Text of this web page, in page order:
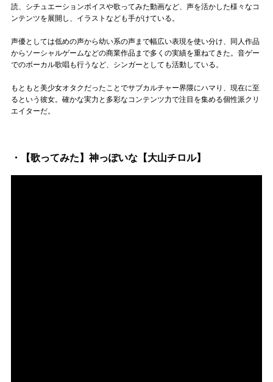
Follow us
Official SNS
読、シチュエーションボイスや歌ってみた動画など、声を活かした様々なコ
ンテンツを展開し、イラストなども手がけている。
声優としては低めの声から幼い系の声まで幅広い表現を使い分け、同人作品
からソーシャルゲームなどの商業作品まで多くの実績を重ねてきた。音ゲー
でのボーカル歌唱も行うなど、シンガーとしても活動している。
もともと美少女オタクだったことでサブカルチャー界隈にハマり、現在に至
るという彼女。確かな実力と多彩なコンテンツ力で注目を集める個性派クリ
エイターだ。
・【歌ってみた】神っぽいな【大山チロル】